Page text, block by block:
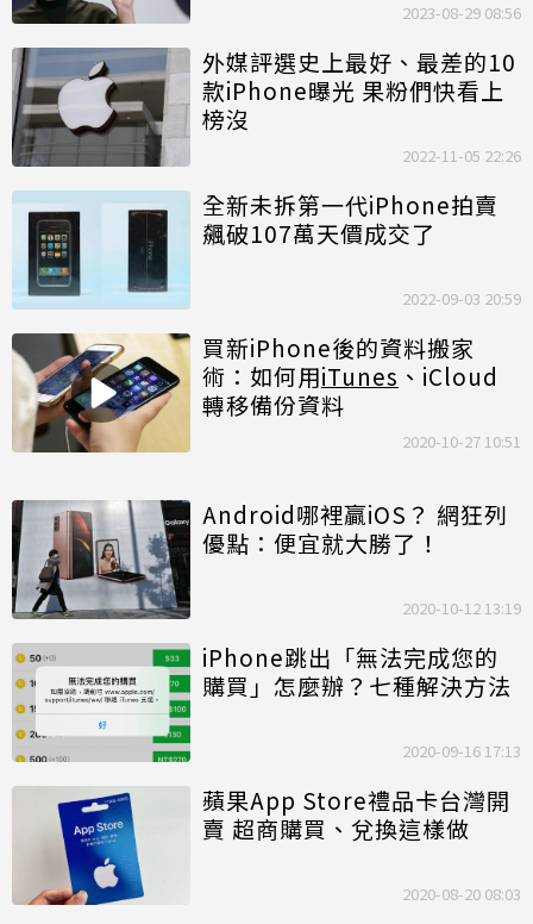
2023-08-29 08:56
外媒評選史上最好、最差的10
款iPhone曝光 果粉們快看上
榜沒
2022-11-05 22:26
全新未拆第一代iPhone拍賣
飆破107萬天價成交了
2022-09-03 20:59
買新iPhone後的資料搬家
術：如何用iTunes 、iCloud
轉移備份資料
2020-10-27 10:51
Android哪裡贏iOS？ 網狂列
優點：便宜就大勝了！
2020-10-12 13:19
iPhone跳出「無法完成您的
購買」怎麼辦？七種解決方法
2020-09-16 17:13
蘋果App Store禮品卡台灣開
賣 超商購買、兌換這樣做
2020-08-20 08:03